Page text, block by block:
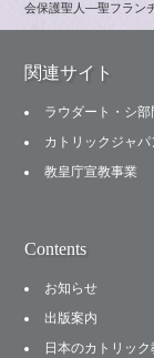
会保護聖人―聖フラン
関連サイト
ラウダート・シ部
カトリックジャ
教皇庁宣教事業
Contents
お知らせ
出版案内
日本のカトリック